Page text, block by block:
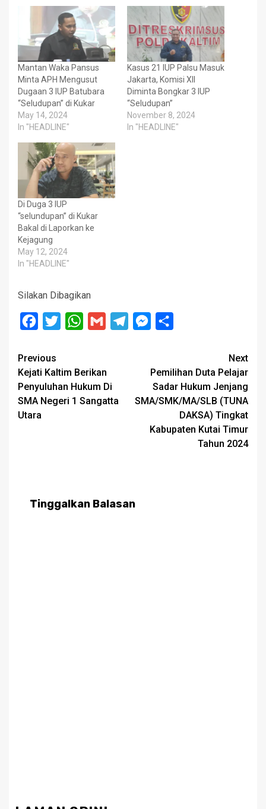
Mantan Waka Pansus
Minta APH Mengusut
Dugaan 3 IUP Batubara
“Seludupan” di Kukar
May 14, 2024
In "HEADLINE"
Kasus 21 IUP Palsu Masuk
Jakarta, Komisi XII
Diminta Bongkar 3 IUP
“Seludupan”
November 8, 2024
In "HEADLINE"
Di Duga 3 IUP
“selundupan” di Kukar
Bakal di Laporkan ke
Kejagung
May 12, 2024
In "HEADLINE"
Silakan Dibagikan
Facebook
Twitter WhatsApp
Gmail TelegramMessenger
Post
navigation
Previous
Kejati Kaltim Berikan
Penyuluhan Hukum Di
SMA Negeri 1 Sangatta
Utara
Next
Pemilihan Duta Pelajar
Sadar Hukum Jenjang
SMA/SMK/MA/SLB (TUNA
DAKSA) Tingkat
Kabupaten Kutai Timur
Tahun 2024
Tinggalkan Balasan